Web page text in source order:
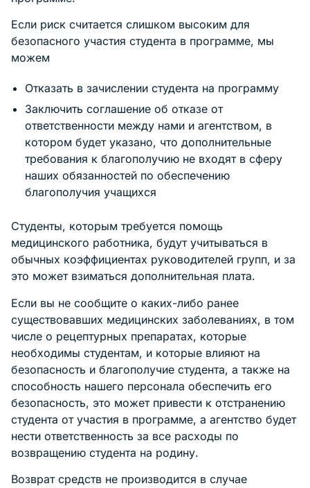
Если риск считается слишком высоким для
безопасного участия студента в программе, мы
можем
Отказать в зачислении студента на программу
Заключить соглашение об отказе от
ответственности между нами и агентством, в
котором будет указано, что дополнительные
требования к благополучию не входят в сферу
наших обязанностей по обеспечению
благополучия учащихся
Студенты, которым требуется помощь
медицинского работника, будут учитываться в
обычных коэффициентах руководителей групп, и за
это может взиматься дополнительная плата.
Если вы не сообщите о каких-либо ранее
существовавших медицинских заболеваниях, в том
числе о рецептурных препаратах, которые
необходимы студентам, и которые влияют на
безопасность и благополучие студента, а также на
способность нашего персонала обеспечить его
безопасность, это может привести к отстранению
студента от участия в программе, а агентство будет
нести ответственность за все расходы по
возвращению студента на родину.
Возврат средств не производится в случае